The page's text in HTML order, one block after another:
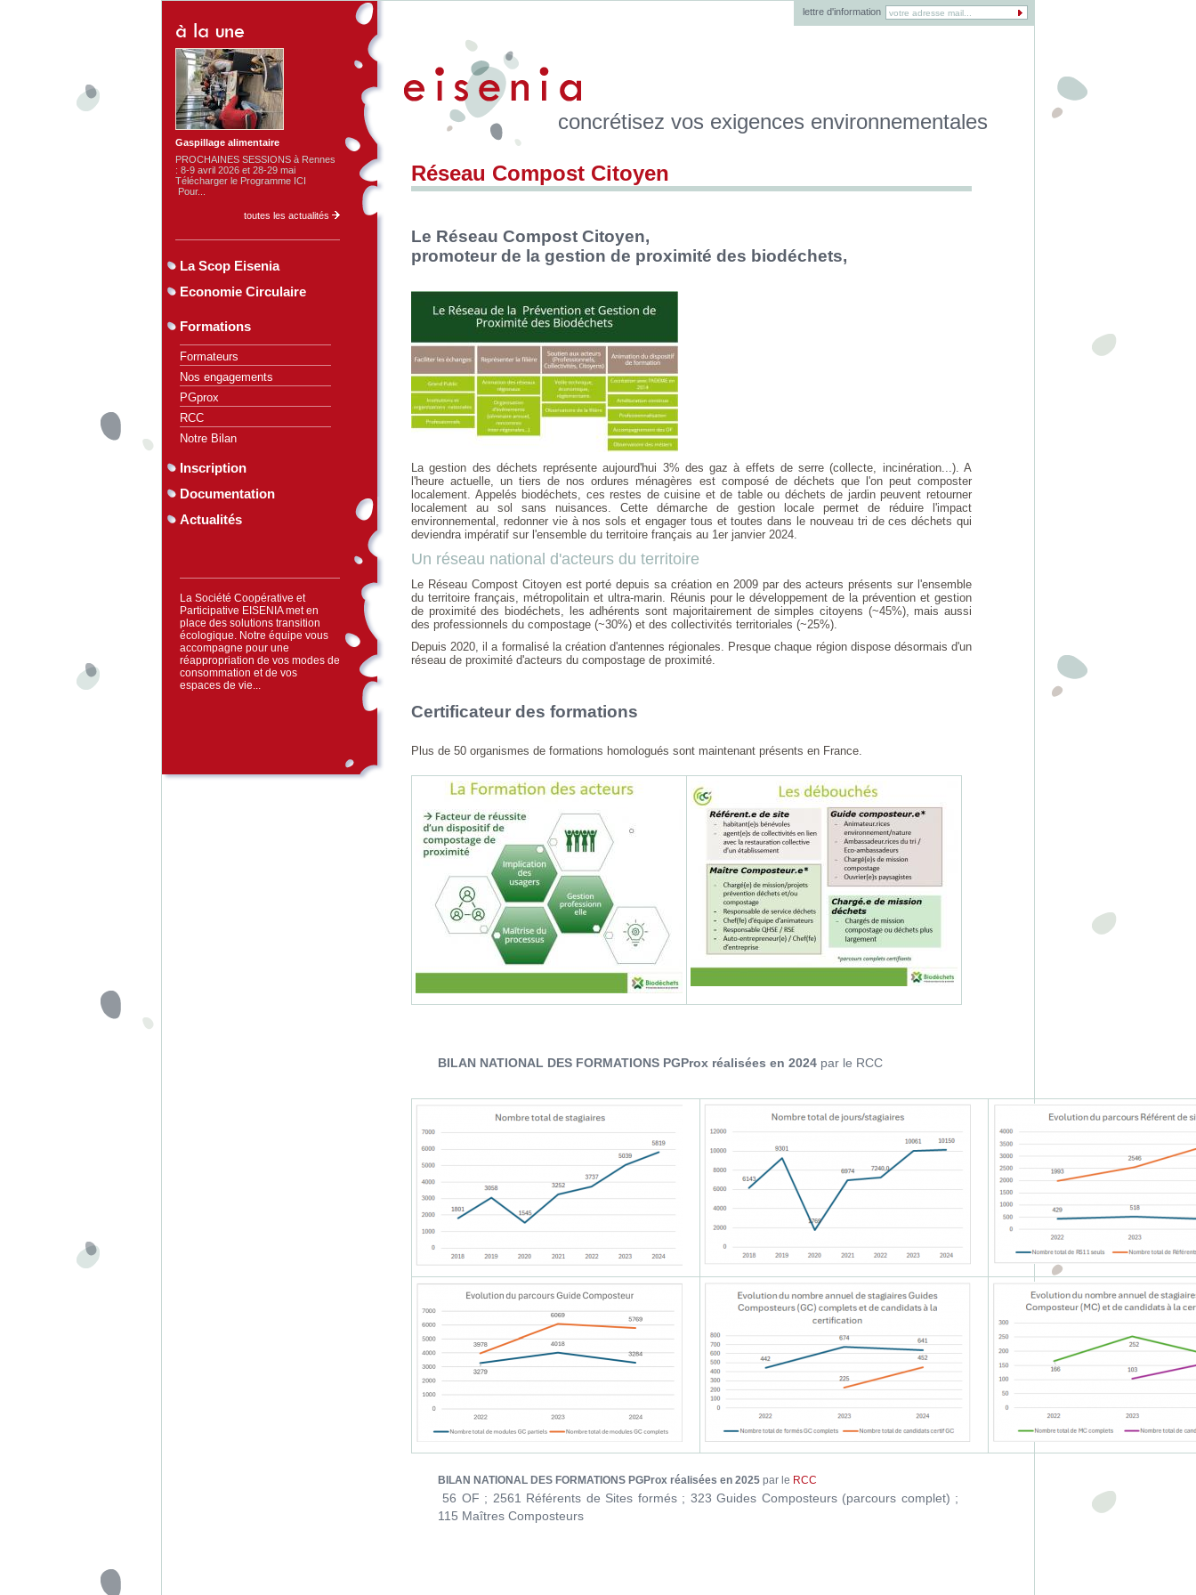
concrétisez vos exigences environnementales
Gaspillage alimentaire
PROCHAINES SESSIONS à Rennes
: 8-9 avril 2026 et 28-29 mai
Télécharger le Programme ICI
Pour...
toutes les actualités
La Scop Eisenia
Economie Circulaire
Formations
Formateurs
Nos engagements
PGprox
RCC
Notre Bilan
Inscription
Documentation
Actualités
La Société Coopérative et
Participative EISENIA met en
place des solutions transition
écologique. Notre équipe vous
accompagne pour une
réappropriation de vos modes de
consommation et de vos
espaces de vie...
lettre d'information
Réseau Compost Citoyen
Le Réseau Compost Citoyen,
promoteur de la gestion de proximité des biodéchets,
La gestion des déchets représente aujourd'hui 3% des gaz à effets de serre (collecte, incinération...). A
l'heure actuelle, un tiers de nos ordures ménagères est composé de déchets que l'on peut composter
localement. Appelés biodéchets, ces restes de cuisine et de table ou déchets de jardin peuvent retourner
localement au sol sans nuisances. Cette démarche de gestion locale permet de réduire l'impact
environnemental, redonner vie à nos sols et engager tous et toutes dans le nouveau tri de ces déchets qui
deviendra impératif sur l'ensemble du territoire français au 1er janvier 2024.
Un réseau national d'acteurs du territoire
Le Réseau Compost Citoyen est porté depuis sa création en 2009 par des acteurs présents sur l'ensemble
du territoire français, métropolitain et ultra-marin. Réunis pour le développement de la prévention et gestion
de proximité des biodéchets, les adhérents sont majoritairement de simples citoyens (~45%), mais aussi
des professionnels du compostage (~30%) et des collectivités territoriales (~25%).
Depuis 2020, il a formalisé la création d'antennes régionales. Presque chaque région dispose désormais d'un
réseau de proximité d'acteurs du compostage de proximité.
Certificateur des formations
Plus de 50 organismes de formations homologués sont maintenant présents en France.
BILAN NATIONAL DES FORMATIONS PGProx réalisées en 2024 par le RCC
BILAN NATIONAL DES FORMATIONS PGProx réalisées en 2025 par le RCC
56 OF ; 2561 Référents de Sites formés ; 323 Guides Composteurs (parcours complet) ;
115 Maîtres Composteurs